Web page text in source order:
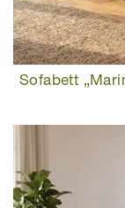
Sofabett